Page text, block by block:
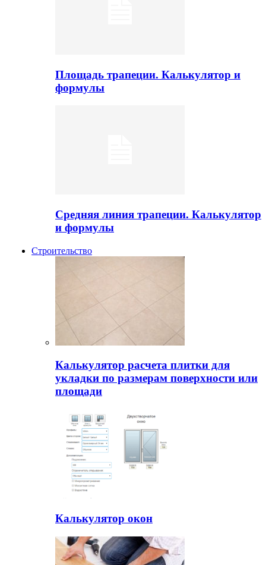
Площадь трапеции. Калькулятор и
формулы
Средняя линия трапеции. Калькулятор
и формулы
Строительство
Калькулятор расчета плитки для
укладки по размерам поверхности или
площади
Калькулятор окон